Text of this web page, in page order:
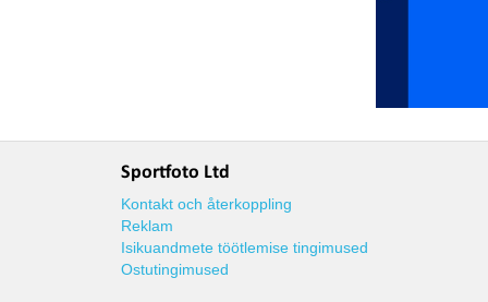
Sportfoto Ltd
Kontakt och återkoppling
Reklam
Isikuandmete töötlemise tingimused
Ostutingimused